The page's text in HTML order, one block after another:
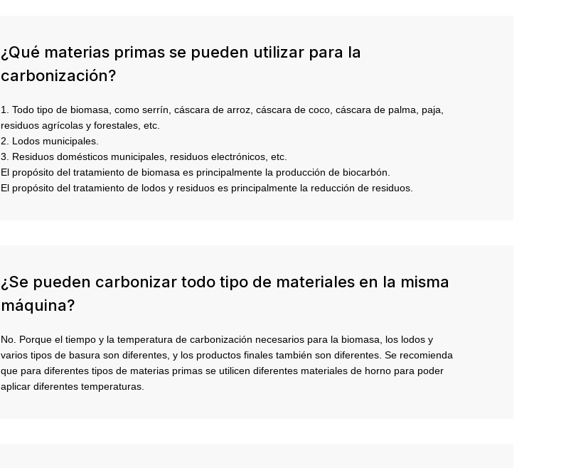
¿Qué materias primas se pueden utilizar para la
carbonización?
1. Todo tipo de biomasa, como serrín, cáscara de arroz, cáscara de coco, cáscara de palma, paja,
residuos agrícolas y forestales, etc.
2. Lodos municipales.
3. Residuos domésticos municipales, residuos electrónicos, etc.
El propósito del tratamiento de biomasa es principalmente la producción de biocarbón.
El propósito del tratamiento de lodos y residuos es principalmente la reducción de residuos.
¿Se pueden carbonizar todo tipo de materiales en la misma
máquina?
No. Porque el tiempo y la temperatura de carbonización necesarios para la biomasa, los lodos y
varios tipos de basura son diferentes, y los productos finales también son diferentes. Se recomienda
que para diferentes tipos de materias primas se utilicen diferentes materiales de horno para poder
aplicar diferentes temperaturas.